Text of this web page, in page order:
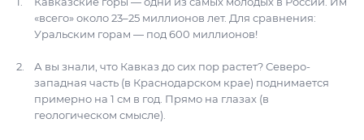
«всего» около 23–25 миллионов лет. Для сравнения:
Уральским горам — под 600 миллионов!
А вы знали, что Кавказ до сих пор растет? Северо-
западная часть (в Краснодарском крае) поднимается
примерно на 1 см в год. Прямо на глазах (в
геологическом смысле).